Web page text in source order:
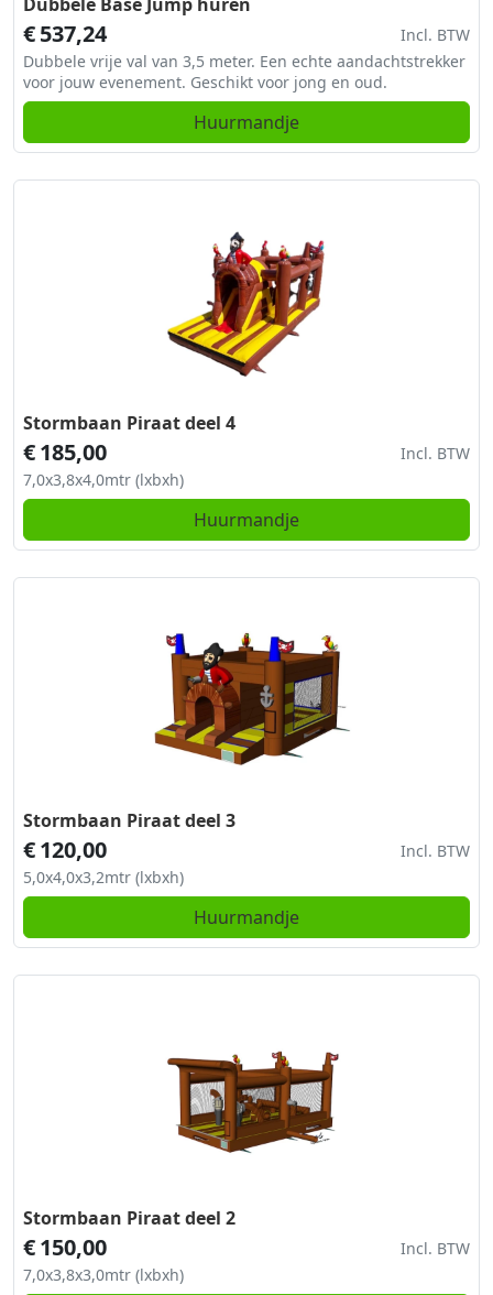
€537,24
Incl. BTW
Dubbele vrije val van 3,5 meter. Een echte aandachtstrekker
voor jouw evenement. Geschikt voor jong en oud.
Huurmandje
Stormbaan Piraat deel 4
€185,00
Incl. BTW
7,0x3,8x4,0mtr (lxbxh)
Huurmandje
Stormbaan Piraat deel 3
€120,00
Incl. BTW
5,0x4,0x3,2mtr (lxbxh)
Huurmandje
Stormbaan Piraat deel 2
€150,00
Incl. BTW
7,0x3,8x3,0mtr (lxbxh)